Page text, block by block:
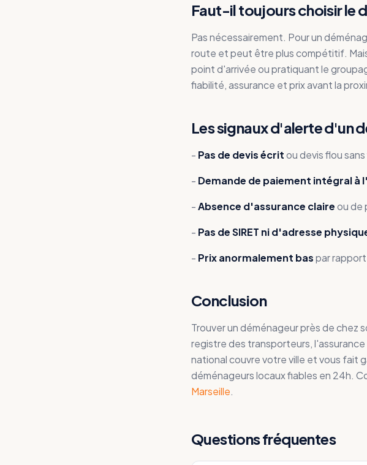
Faut-il toujours choisir le
Pas nécessairement. Pour un
route et peut être plus compétitif.
point d'arrivée ou pratiquant le
fiabilité, assurance et prix avant la
Les signaux d'alerte d'un
- Pas de devis écritou devis flou
- Demande de paiement intégral à
-Absence d'assurance claireou de
- Pas de SIRET ni d'adresse
- Prix anormalement baspar
Conclusion
Trouver un déménageur près de chez
registre des transporteurs,
national couvre votre ville et vous fait
déménageurs locaux fiables en 24h.
Marseille.
Questions fréquentes